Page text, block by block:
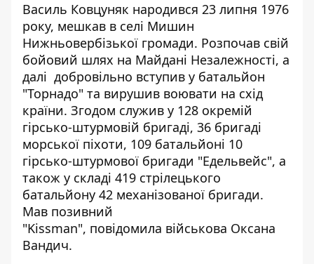
Василь Ковцуняк народився 23 липня 1976
року, мешкав в селі Мишин
Нижньовербізької громади. Розпочав свій
бойовий шлях на Майдані Незалежності, а
далі добровільно вступив у батальйон
"Торнадо" та вирушив воювати на схід
країни. Згодом служив у 128 окремій
гірсько-штурмовій бригаді, 36 бригаді
морської піхоти, 109 батальйоні 10
гірсько-штурмової бригади "Едельвейс", а
також у складі 419 стрілецького
батальйону 42 механізованої бригади.
Мав позивний
"Kissman", повідомила військова Оксана
Вандич.